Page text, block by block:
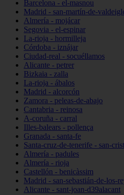
Barcelona - el-masnou
Madrid - san-martín-de-
Almería - mojácar
Segovia - el-espinar
La-rioja - hormilleja
Córdoba - iznájar
Ciudad-real - socuéllamos
Alicante - petrer
Bizkaia - zalla
La-rioja - ábalos
Madrid - alcorcón
Zamora - peleas-de-abajo
Cantabria - reinosa
A-coruña - carral
Illes-balears - pollença
Granada - santa-fe
Santa-cruz-de-tenerife - san-
Almería - padules
Almería - rioja
Castellón - benicàssim
Madrid - san-sebastián-de-los-
Alicante - sant-joan-d39alacant